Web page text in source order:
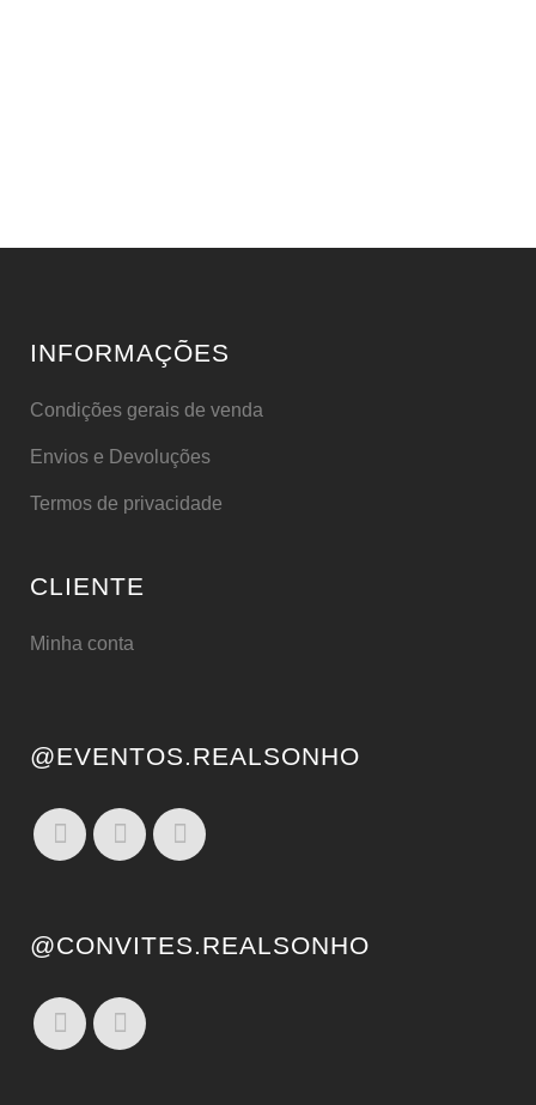
INFORMAÇÕES
Condições gerais de venda
Envios e Devoluções
Termos de privacidade
CLIENTE
Minha conta
@EVENTOS.REALSONHO
@CONVITES.REALSONHO